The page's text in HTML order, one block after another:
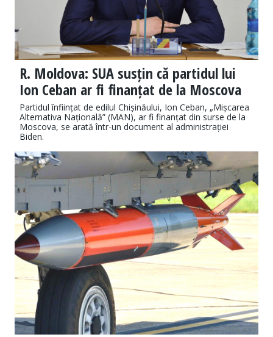
R. Moldova: SUA susțin că partidul lui
Ion Ceban ar fi finanțat de la Moscova
Partidul înființat de edilul Chișinăului, Ion Ceban, „Mișcarea
Alternativa Națională” (MAN), ar fi finanțat din surse de la
Moscova, se arată într-un document al administrației
Biden.